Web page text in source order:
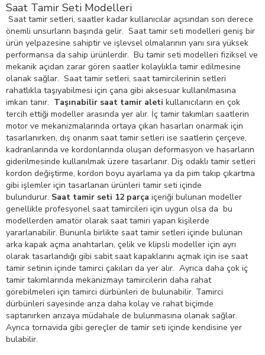
Saat Tamir Seti Modelleri
Saat tamir setleri, saatler kadar kullanıcılar açısından son derece
önemli unsurların başında gelir. Saat tamir seti modelleri geniş bir
ürün yelpazesine sahiptir ve işlevsel olmalarının yanı sıra yüksek
performansa da sahip ürünlerdir. Bu tamir seti modelleri fiziksel ve
mekanik açıdan zarar gören saatler kolaylıkla tamir edilmesine
olanak sağlar. Saat tamir setleri, saat tamircilerinin setleri
rahatlıkla taşıyabilmesi için çana gibi aksesuar kullanılmasına
imkan tanır. Taşınabilir saat tamir aleti kullanıcıların en çok
tercih ettiği modeller arasında yer alır. İç tamir takımları saatlerin
motor ve mekanizmalarında ortaya çıkan hasarları onarmak için
tasarlanırken, dış onarım saat tamir setleri ise saatlerin çerçeve,
kadranlarında ve kordonlarında oluşan deformasyon ve hasarların
giderilmesinde kullanılmak üzere tasarlanır. Diş odaklı tamir setleri
kordon değiştirme, kordon boyu ayarlama ya da pim takıp çıkartma
gibi işlemler için tasarlanan ürünleri tamir seti içinde
bulundurur. Saat tamir seti 12 parça içeriği bulunan modeller
genellikle profesyonel saat tamircileri için uygun olsa da bu
modellerden amatör olarak saat tamiri yapan kişilerde
yararlanabilir. Bununla birlikte saat tamir setleri içinde bulunan
arka kapak açma anahtarları, çelik ve klipsli modeller için ayrı
olarak tasarlandığı gibi sabit saat kapaklarını açmak için ise saat
tamir setinin içinde tamirci çakıları da yer alır. Ayrıca daha çok iç
tamir takımlarında mekanizmayı tamircilerin daha rahat
görebilmeleri için tamirci dürbünleri de bulunabilir. Tamirci
dürbünleri sayesinde arıza daha kolay ve rahat biçimde
saptanırken arızaya müdahale de bulunmasına olanak sağlar.
Ayrıca tornavida gibi gereçler de tamir seti içinde kendisine yer
bulabilir.